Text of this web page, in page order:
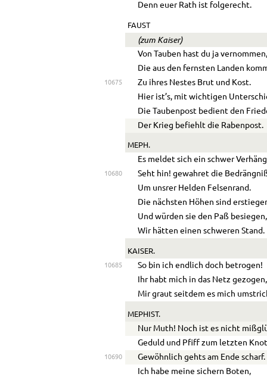
Denn euer Rath ist folgerecht.
FAUST
(zum Kaiser)
Von Tauben hast du ja
Die aus den fernsten Landen
10675
Zu ihres Nestes Brut und Kost.
Hier ist’s, mit wichtigen
Die Taubenpost bedient den
Der Krieg befiehlt die Rabenpost.
MEPH.
Es meldet sich ein schwer
10680
Seht hin! gewahret die
Um unsrer Helden Felsenrand.
Die nächsten Höhen sind
Und würden sie den Paß besiegen,
Wir hätten einen schweren Stand.
KAISER.
10685
So bin ich endlich doch betrogen!
Ihr habt mich in das Netz gezogen,
Mir graut seitdem es mich
MEPHIST.
Nur Muth! Noch ist es nicht
Geduld und Pfiff zum letzten
10690
Gewöhnlich gehts am Ende scharf.
Ich habe meine sichern Boten,